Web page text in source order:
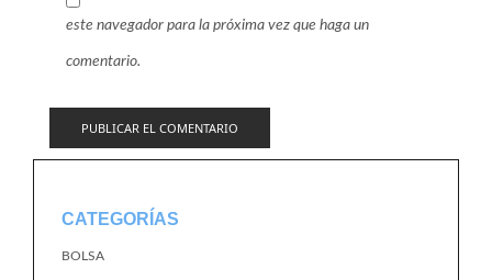
este navegador para la próxima vez que haga un
comentario.
CATEGORÍAS
BOLSA